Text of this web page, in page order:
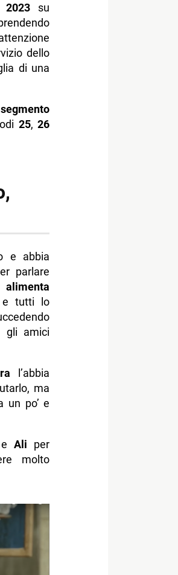
su
dello
di una
25,26
e abbia
parlare
alimenta
tutti lo
gli amici
l’abbia
ma
un po’ e
Ali per
molto